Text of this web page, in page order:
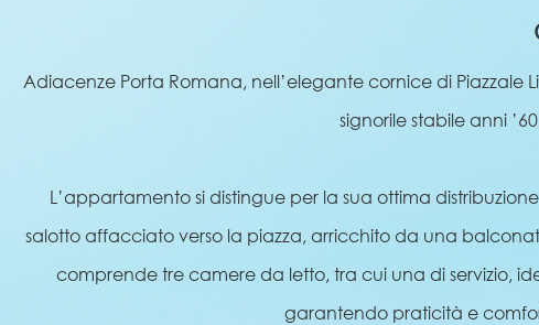
Adiacenze Porta Romana, nell’elegante cornice di
signorile stabile anni
L’appartamento si distingue per la sua ottima
salotto affacciato verso la piazza, arricchito da una
comprende tre camere da letto, tra cui una di servizio,
garantendo praticità e